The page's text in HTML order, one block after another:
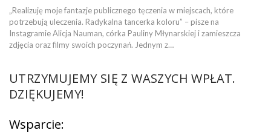
„Realizuję moje fantazje publicznego tęczenia w miejscach, które
potrzebują uleczenia. Radykalna tancerka koloru” – pisze na
Instagramie Alicja Nauman, córka Pauliny Młynarskiej i zamieszcza
zdjęcia oraz filmy swoich poczynań. Jednym z…
UTRZYMUJEMY SIĘ Z WASZYCH WPŁAT.
DZIĘKUJEMY!
Wsparcie: